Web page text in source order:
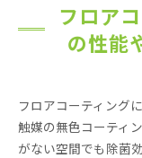
フロア
の性能
フロアコーティング
触媒の無色コーティ
がない空間でも除菌